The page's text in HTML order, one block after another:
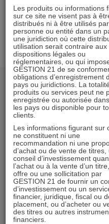
09.01.2024 -
Recevoir
Les produits ou informations
sur ce site ne visent pas à
distribués ni à être utilisés
personne ou entité dans un
une juridiction où cette
utilisation serait contraire aux
dispositions légales ou
réglementaires, ou qui
GESTION 21 de se
obligations d’enregistrement
pays ou juridictions. La
produits ou services peut ne
enregistrée ou autorisée
les pays ou disponible pour
clients.
Les informations figurant sur
ne constituent ni une
recommandation ni une
d’achat ou de vente de titres,
conseil d’investissement
l’achat ou à la vente d’un
offre ou une sollicitation par
GESTION 21 de fournir un
d’investissement ou un
financier, juridique, fiscal ou
placement, ou d’acheter ou
des titres ou autres
financiers.